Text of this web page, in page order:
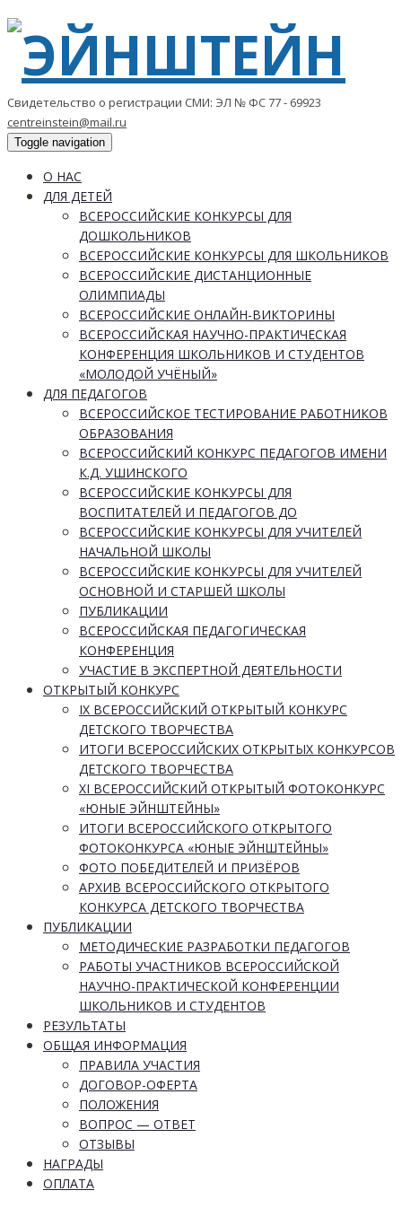
Свидетельство о регистрации СМИ: ЭЛ № ФС 77 - 69923
centreinstein@mail.ru
Toggle navigation
О НАС
ДЛЯ ДЕТЕЙ
ВСЕРОССИЙСКИЕ КОНКУРСЫ ДЛЯ
ДОШКОЛЬНИКОВ
ВСЕРОССИЙСКИЕ КОНКУРСЫ ДЛЯ ШКОЛЬНИКОВ
ВСЕРОССИЙСКИЕ ДИСТАНЦИОННЫЕ
ОЛИМПИАДЫ
ВСЕРОССИЙСКИЕ ОНЛАЙН-ВИКТОРИНЫ
ВСЕРОССИЙСКАЯ НАУЧНО-ПРАКТИЧЕСКАЯ
КОНФЕРЕНЦИЯ ШКОЛЬНИКОВ И СТУДЕНТОВ
«МОЛОДОЙ УЧЁНЫЙ»
ДЛЯ ПЕДАГОГОВ
ВСЕРОССИЙСКОЕ ТЕСТИРОВАНИЕ РАБОТНИКОВ
ОБРАЗОВАНИЯ
ВСЕРОССИЙСКИЙ КОНКУРС ПЕДАГОГОВ ИМЕНИ
К.Д. УШИНСКОГО
ВСЕРОССИЙСКИЕ КОНКУРСЫ ДЛЯ
ВОСПИТАТЕЛЕЙ И ПЕДАГОГОВ ДО
ВСЕРОССИЙСКИЕ КОНКУРСЫ ДЛЯ УЧИТЕЛЕЙ
НАЧАЛЬНОЙ ШКОЛЫ
ВСЕРОССИЙСКИЕ КОНКУРСЫ ДЛЯ УЧИТЕЛЕЙ
ОСНОВНОЙ И СТАРШЕЙ ШКОЛЫ
ПУБЛИКАЦИИ
ВСЕРОССИЙСКАЯ ПЕДАГОГИЧЕСКАЯ
КОНФЕРЕНЦИЯ
УЧАСТИЕ В ЭКСПЕРТНОЙ ДЕЯТЕЛЬНОСТИ
ОТКРЫТЫЙ КОНКУРС
IX ВСЕРОССИЙСКИЙ ОТКРЫТЫЙ КОНКУРС
ДЕТСКОГО ТВОРЧЕСТВА
ИТОГИ ВСЕРОССИЙСКИХ ОТКРЫТЫХ КОНКУРСОВ
ДЕТСКОГО ТВОРЧЕСТВА
XI ВСЕРОССИЙСКИЙ ОТКРЫТЫЙ ФОТОКОНКУРС
«ЮНЫЕ ЭЙНШТЕЙНЫ»
ИТОГИ ВСЕРОССИЙСКОГО ОТКРЫТОГО
ФОТОКОНКУРСА «ЮНЫЕ ЭЙНШТЕЙНЫ»
ФОТО ПОБЕДИТЕЛЕЙ И ПРИЗЁРОВ
АРХИВ ВСЕРОССИЙСКОГО ОТКРЫТОГО
КОНКУРСА ДЕТСКОГО ТВОРЧЕСТВА
ПУБЛИКАЦИИ
МЕТОДИЧЕСКИЕ РАЗРАБОТКИ ПЕДАГОГОВ
РАБОТЫ УЧАСТНИКОВ ВСЕРОССИЙСКОЙ
НАУЧНО-ПРАКТИЧЕСКОЙ КОНФЕРЕНЦИИ
ШКОЛЬНИКОВ И СТУДЕНТОВ
РЕЗУЛЬТАТЫ
ОБЩАЯ ИНФОРМАЦИЯ
ПРАВИЛА УЧАСТИЯ
ДОГОВОР-ОФЕРТА
ПОЛОЖЕНИЯ
ВОПРОС — ОТВЕТ
ОТЗЫВЫ
НАГРАДЫ
ОПЛАТА